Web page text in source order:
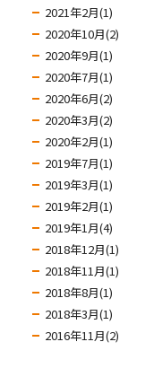
2021年2月(1)
2020年10月(2)
2020年9月(1)
2020年7月(1)
2020年6月(2)
2020年3月(2)
2020年2月(1)
2019年7月(1)
2019年3月(1)
2019年2月(1)
2019年1月(4)
2018年12月(1)
2018年11月(1)
2018年8月(1)
2018年3月(1)
2016年11月(2)